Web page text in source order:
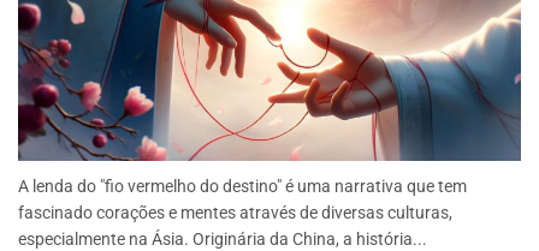
A lenda do "fio vermelho do destino" é uma narrativa que tem
fascinado corações e mentes através de diversas culturas,
especialmente na Ásia. Originária da China, a história...